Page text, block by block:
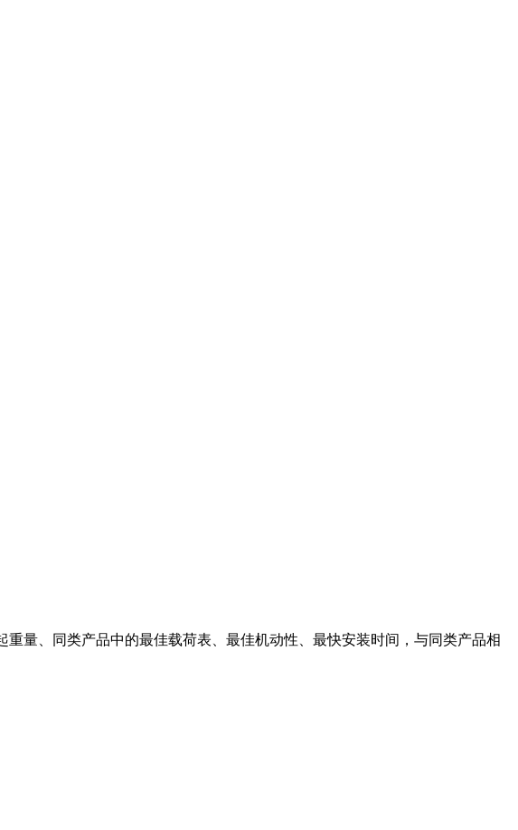
量、同类产品中的最佳载荷表、最佳机动性、最快安装时间，与同类产品相